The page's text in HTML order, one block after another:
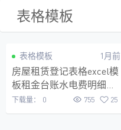
表格模板
VIP
表格模板 1月前
房屋租赁登记表格excel模
板租金台账水电费明细
Excel表房东实用工具收据
打印
下载量： 0 755 25